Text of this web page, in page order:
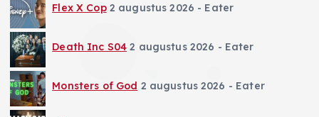
Flex X Cop 2 augustus 2026 - Eater
Death Inc S04 2 augustus 2026 - Eater
Monsters of God 2 augustus 2026 - Eater